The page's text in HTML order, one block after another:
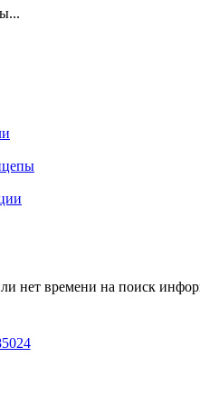
нет времени на поиск